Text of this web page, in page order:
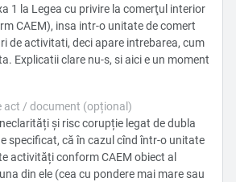
1 la Legea cu privire la comerţul interior
CAEM), insa intr-o unitate de comert
de activitati, deci apare intrebarea, cum
Explicatii clare nu-s, si aici e un moment
act / document (opțional)
și risc corupție legat de dubla
specificat, că în cazul cînd într-o unitate
activități conform CAEM obiect al
din ele (cea cu pondere mai mare sau